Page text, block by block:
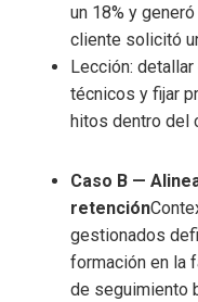
un 18% y
cliente solicitó
Lección:
técnicos y fijar
hitos dentro del
Caso B —
retención
gestionados
formación en la
de seguimiento